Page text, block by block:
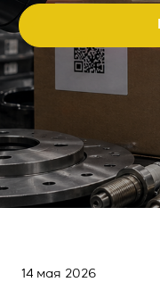
14 мая 2026